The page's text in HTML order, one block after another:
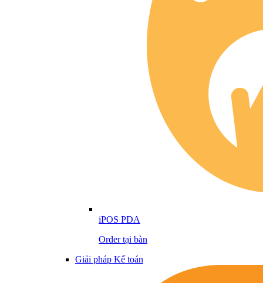
iPOS PDA
Order tại bàn
Giải pháp Kế toán